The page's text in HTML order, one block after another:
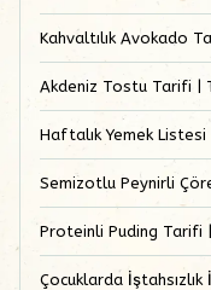
Kahvaltılık Avokado
Akdeniz Tostu Tarifi |
Haftalık Yemek
Semizotlu Peynirli
Proteinli Puding Tarifi
Çocuklarda İştahsızlık